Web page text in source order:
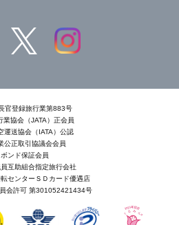
官登録旅行業第883号
業協会（JATA）正会員
運送協会（IATA）公認
公正取引協議会会員
ボンド保証会員
互助組合指定旅行会社
センターＳＤカード優遇店
会許可 第301052421434号